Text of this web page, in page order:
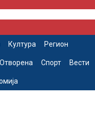
Култура Регион
Отворена Спорт Вести